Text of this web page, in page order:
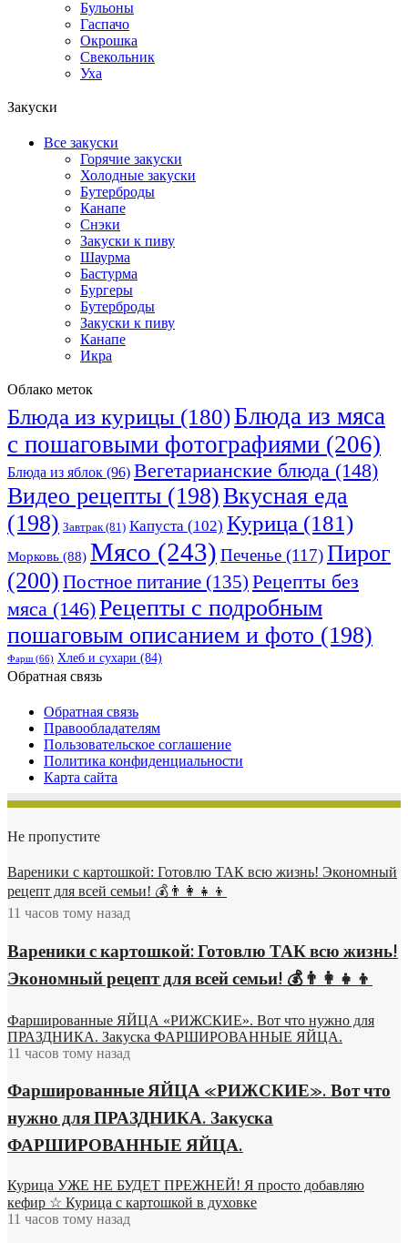
Бульоны
Гаспачо
Окрошка
Свекольник
Уха
Закуски
Все закуски
Горячие закуски
Холодные закуски
Бутерброды
Канапе
Снэки
Закуски к пиву
Шаурма
Бастурма
Бургеры
Бутерброды
Закуски к пиву
Канапе
Икра
Облако меток
Блюда из курицы (180)Блюда из мяса
с пошаговыми фотографиями (206)
Блюда из яблок (96) Вегетарианские блюда (148)
Видео рецепты (198)Вкусная еда
(198) Завтрак(81) Капуста (102) Курица (181)
Морковь (88) Мясо (243) Печенье (117)Пирог
(200) Постное питание (135) Рецепты без
мяса (146)Рецепты с подробным
пошаговым описанием и фото (198)
Фарш(66) Хлеб и сухари (84)
Обратная связь
Обратная связь
Правообладателям
Пользовательское соглашение
Политика конфиденциальности
Карта сайта
Не пропустите
Вареники с картошкой: Готовлю ТАК всю жизнь! Экономный
рецепт для всей семьи! 💰👨👩👧👦
11 часов тому назад
Вареники с картошкой: Готовлю ТАК всю жизнь!
Экономный рецепт для всей семьи! 💰👨👩👧👦
Фаршированные ЯЙЦА «РИЖСКИЕ». Вот что нужно для
ПРАЗДНИКА. Закуска ФАРШИРОВАННЫЕ ЯЙЦА.
11 часов тому назад
Фаршированные ЯЙЦА «РИЖСКИЕ». Вот что
нужно для ПРАЗДНИКА. Закуска
ФАРШИРОВАННЫЕ ЯЙЦА.
Курица УЖЕ НЕ БУДЕТ ПРЕЖНЕЙ! Я просто добавляю
кефир ☆ Курица с картошкой в духовке
11 часов тому назад